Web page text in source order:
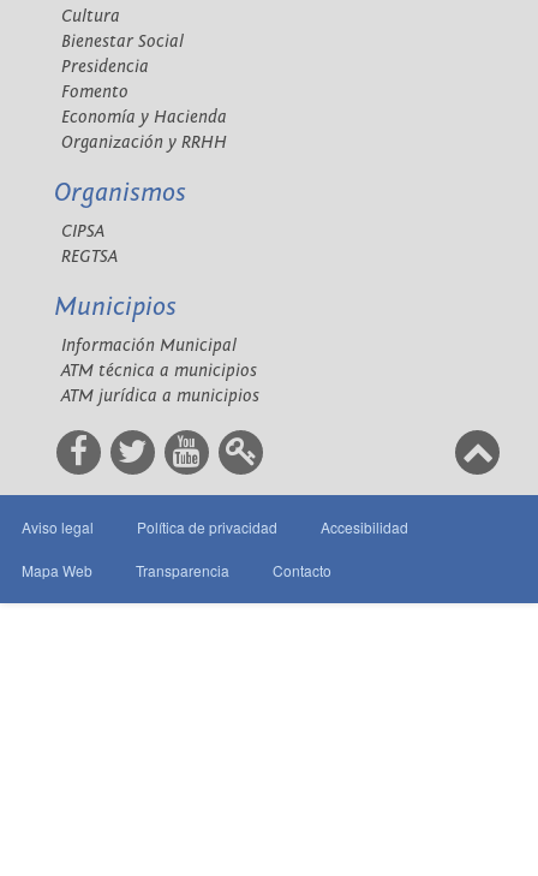
Cultura
Bienestar Social
Presidencia
Fomento
Economía y Hacienda
Organización y RRHH
Organismos
CIPSA
REGTSA
Municipios
Información Municipal
ATM técnica a municipios
ATM jurídica a municipios
Aviso legal Política de privacidad Accesibilidad
Mapa Web Transparencia Contacto